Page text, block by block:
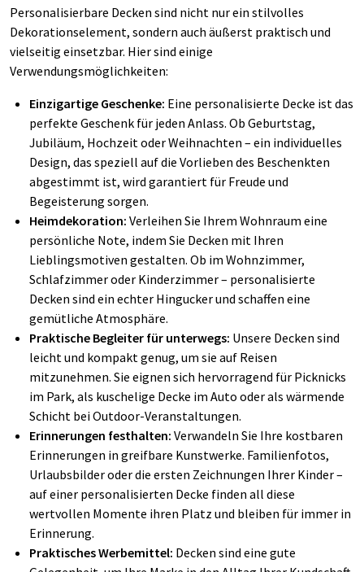
Personalisierbare Decken sind nicht nur ein stilvolles
Dekorationselement, sondern auch äußerst praktisch und
vielseitig einsetzbar. Hier sind einige
Verwendungsmöglichkeiten:
Einzigartige Geschenke: Eine personalisierte Decke ist das
perfekte Geschenk für jeden Anlass. Ob Geburtstag,
Jubiläum, Hochzeit oder Weihnachten – ein individuelles
Design, das speziell auf die Vorlieben des Beschenkten
abgestimmt ist, wird garantiert für Freude und
Begeisterung sorgen.
Heimdekoration: Verleihen Sie Ihrem Wohnraum eine
persönliche Note, indem Sie Decken mit Ihren
Lieblingsmotiven gestalten. Ob im Wohnzimmer,
Schlafzimmer oder Kinderzimmer – personalisierte
Decken sind ein echter Hingucker und schaffen eine
gemütliche Atmosphäre.
Praktische Begleiter für unterwegs: Unsere Decken sind
leicht und kompakt genug, um sie auf Reisen
mitzunehmen. Sie eignen sich hervorragend für Picknicks
im Park, als kuschelige Decke im Auto oder als wärmende
Schicht bei Outdoor-Veranstaltungen.
Erinnerungen festhalten: Verwandeln Sie Ihre kostbaren
Erinnerungen in greifbare Kunstwerke. Familienfotos,
Urlaubsbilder oder die ersten Zeichnungen Ihrer Kinder –
auf einer personalisierten Decke finden all diese
wertvollen Momente ihren Platz und bleiben für immer in
Erinnerung.
Praktisches Werbemittel: Decken sind eine gute